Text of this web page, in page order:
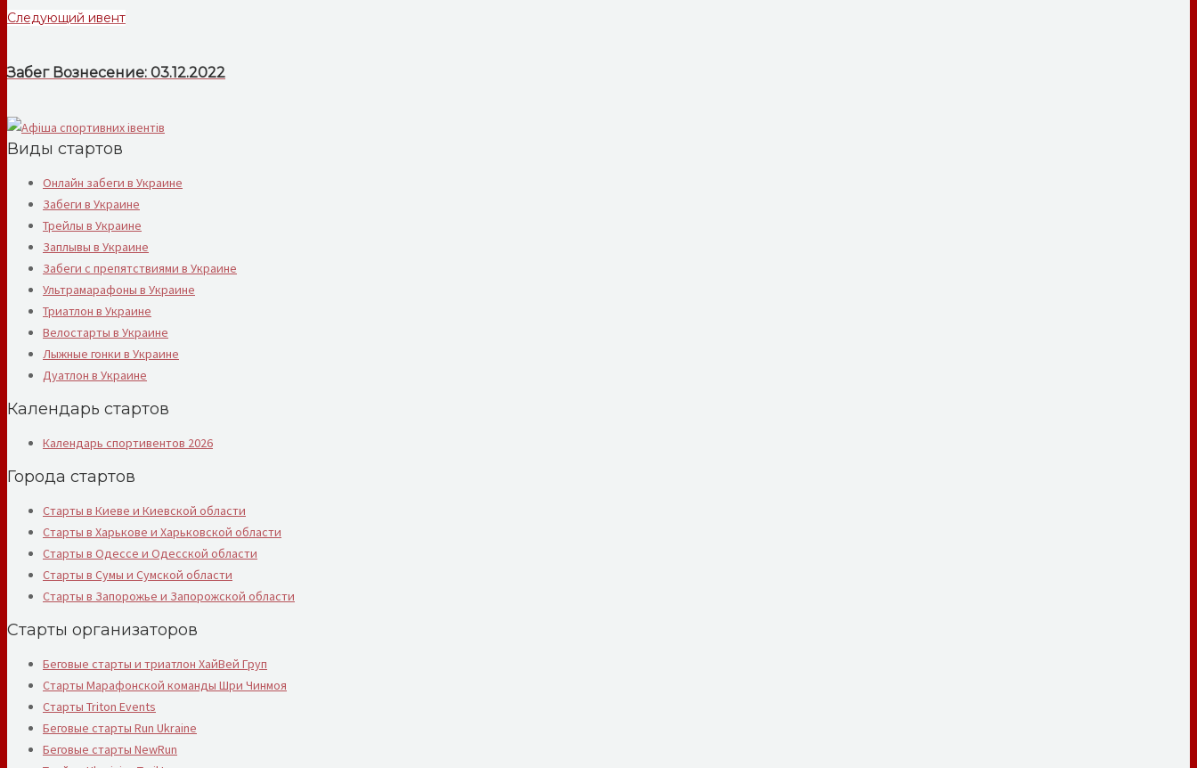
Следующий ивент
Забег Вознесение: 03.12.2022
Виды стартов
Онлайн забеги в Украине
Забеги в Украине
Трейлы в Украине
Заплывы в Украине
Забеги с препятствиями в Украине
Ультрамарафоны в Украине
Триатлон в Украине
Велостарты в Украине
Лыжные гонки в Украине
Дуатлон в Украине
Календарь стартов
Календарь спортивентов 2026
Города стартов
Старты в Киеве и Киевской области
Старты в Харькове и Харьковской области
Старты в Одессе и Одесской области
Старты в Сумы и Сумской области
Старты в Запорожье и Запорожской области
Старты организаторов
Беговые старты и триатлон ХайВей Груп
Старты Марафонской команды Шри Чинмоя
Старты Triton Events
Беговые старты Run Ukraine
Беговые старты NewRun